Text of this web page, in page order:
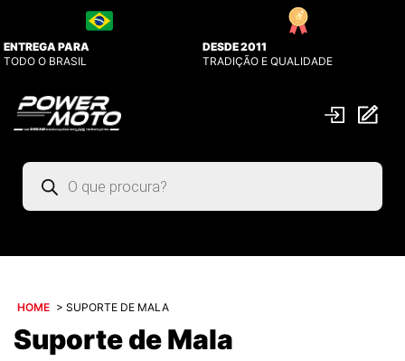
ENTREGA PARA
TODO O BRASIL
DESDE 2011
TRADIÇÃO E QUALIDADE
Pesquisar
produtos
HOME > SUPORTE DE MALA
Suporte de Mala